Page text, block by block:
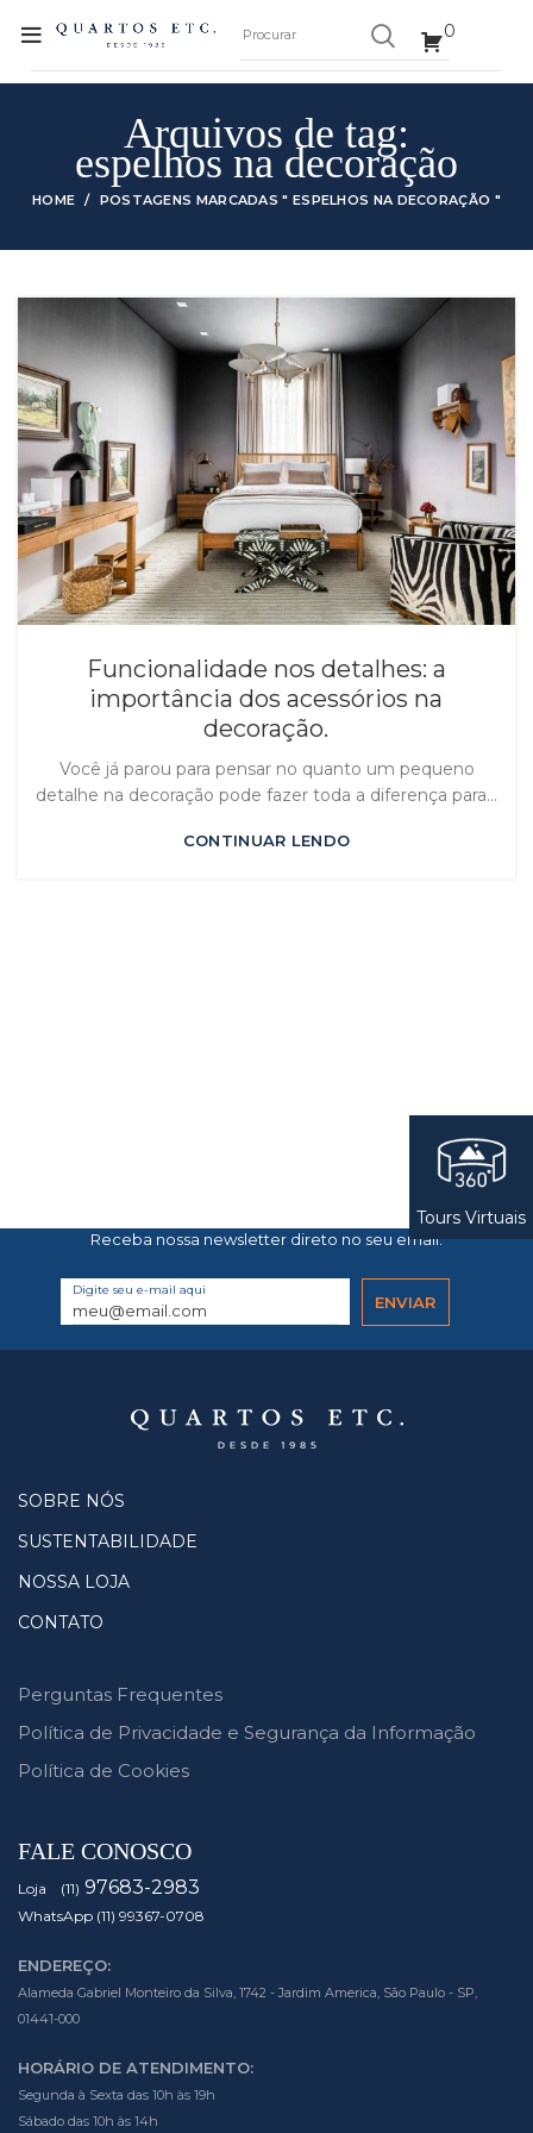
0
Arquivos de tag:
espelhos na decoração
HOME POSTAGENS MARCADAS " ESPELHOS NA DECORAÇÃO "
Funcionalidade nos detalhes: a
importância dos acessórios na
decoração.
Você já parou para pensar no quanto um pequeno
detalhe na decoração pode fazer toda a diferença para...
CONTINUAR LENDO
Receba nossa newsletter direto no seu email.
Digite seu e-mail aqui
SOBRE NÓS
SUSTENTABILIDADE
NOSSA LOJA
CONTATO
Perguntas Frequentes
Política de Privacidade e Segurança da Informação
Política de Cookies
FALE CONOSCO
Loja (11) 97683-2983
WhatsApp (11) 99367-0708
ENDEREÇO:
Alameda Gabriel Monteiro da Silva, 1742 - Jardim America, São Paulo - SP,
01441-000
HORÁRIO DE ATENDIMENTO:
Segunda à Sexta das 10h às 19h
Sábado das 10h às 14h
Tours Virtuais